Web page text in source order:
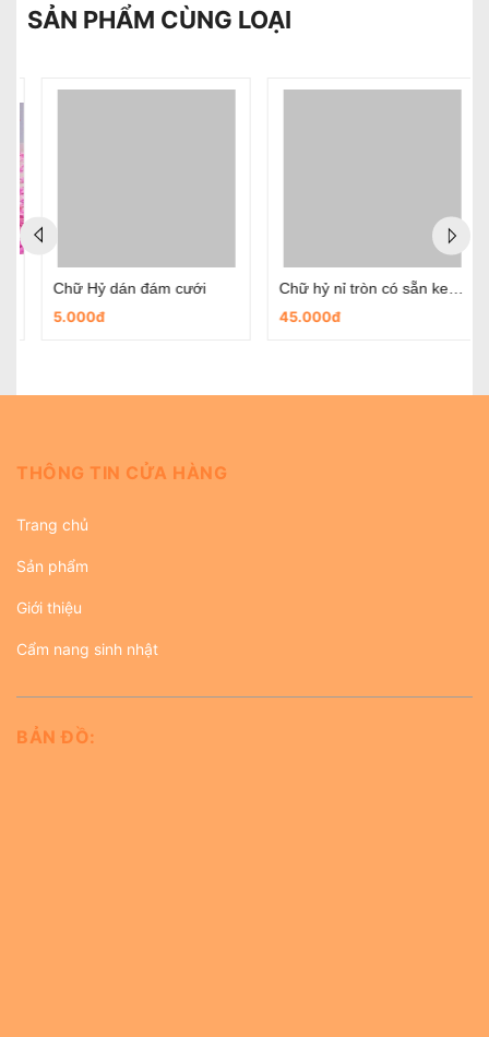
SẢN PHẨM CÙNG LOẠI
Chữ Hỷ dán đám cưới
5.000đ
Chữ hỷ nỉ tròn có sẵn keo dùng trong ngày cưới
45.000đ
THÔNG TIN CỬA HÀNG
Trang chủ
Sản phẩm
Giới thiệu
Cẩm nang sinh nhật
BẢN ĐỒ: